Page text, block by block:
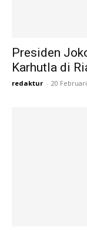
Presiden
Karhutla di
redaktur - 20